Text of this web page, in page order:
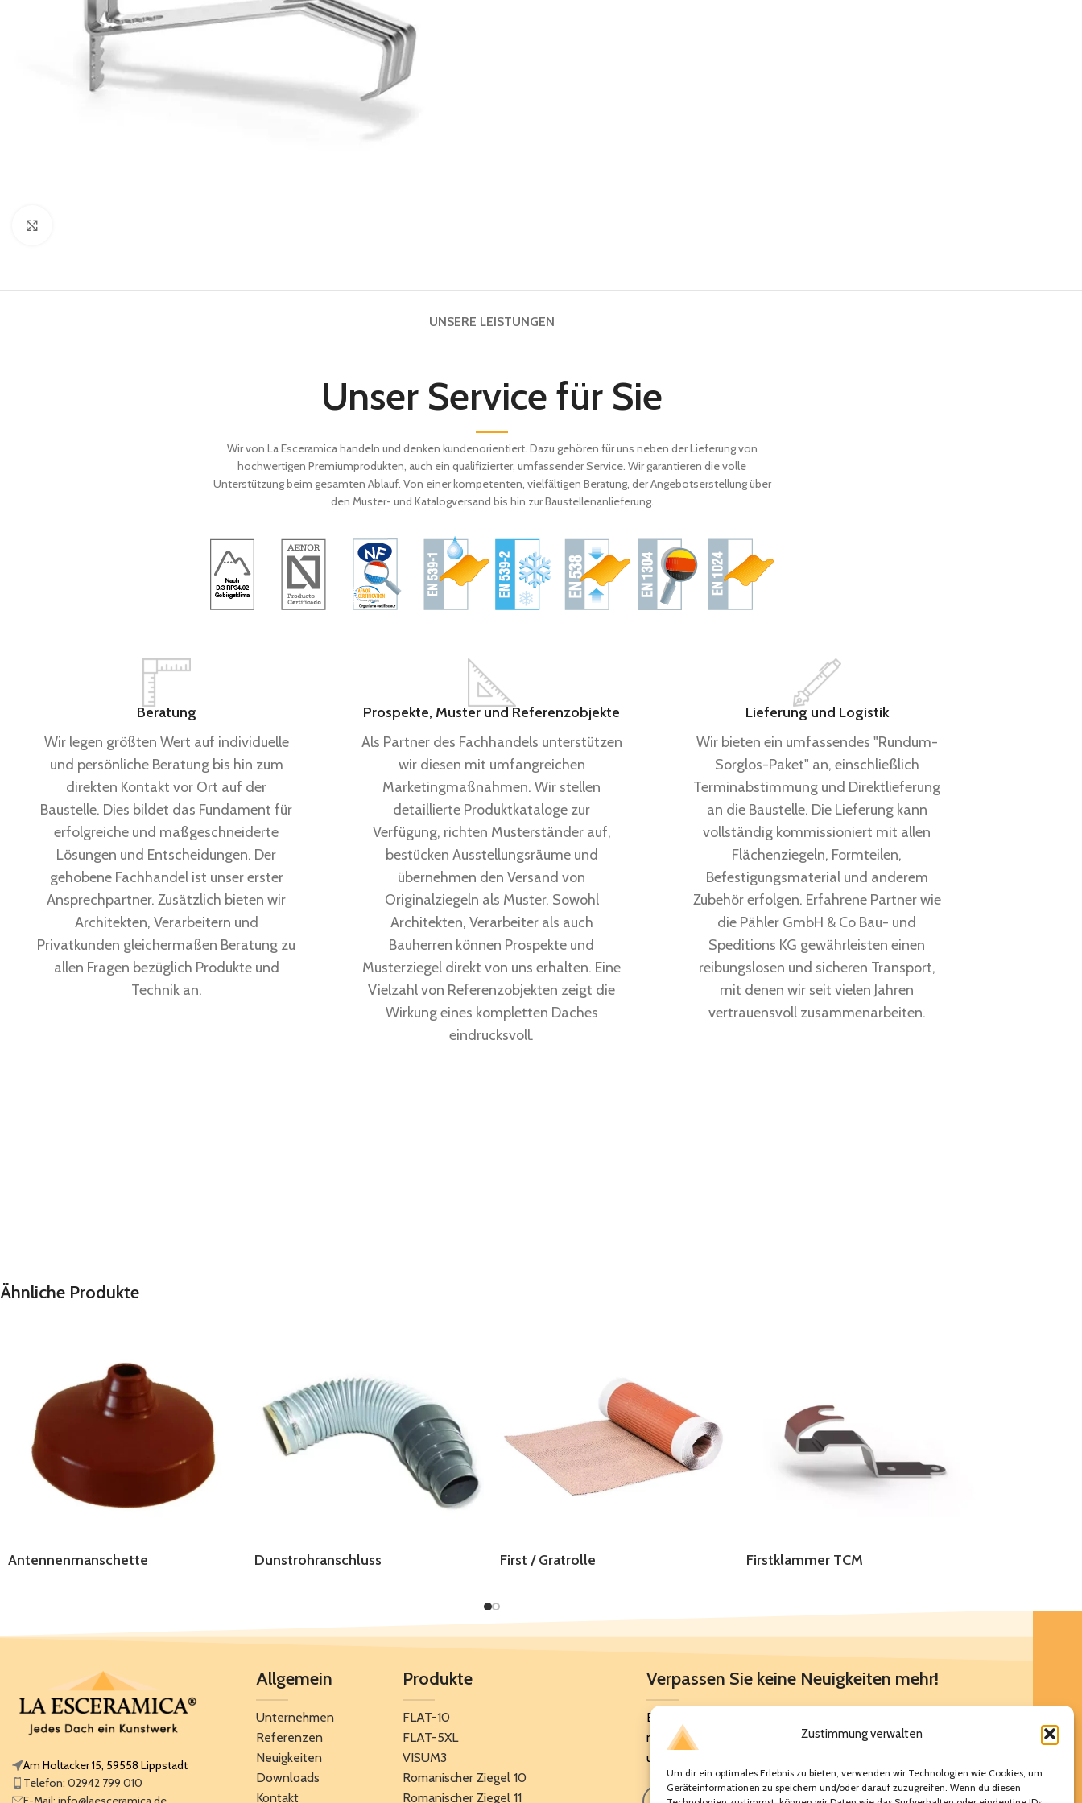
Zustimmung verwalten
Um dir ein optimales Erlebnis zu bieten, verwenden wir Technologien wie Cookies, um
Geräteinformationen zu speichern und/oder darauf zuzugreifen. Wenn du diesen
UNSERE LEISTUNGEN
Unser Service für Sie
Wir von La Esceramica handeln und denken kundenorientiert. Dazu gehören für uns neben der Lieferung von
hochwertigen Premiumprodukten, auch ein qualifizierter, umfassender Service. Wir garantieren die volle
Unterstützung beim gesamten Ablauf. Von einer kompetenten, vielfältigen Beratung, der Angebotserstellung über
den Muster- und Katalogversand bis hin zur Baustellenanlieferung.
Beratung
Wir legen größten Wert auf individuelle
und persönliche Beratung bis hin zum
direkten Kontakt vor Ort auf der
Baustelle. Dies bildet das Fundament für
erfolgreiche und maßgeschneiderte
Lösungen und Entscheidungen. Der
gehobene Fachhandel ist unser erster
Ansprechpartner. Zusätzlich bieten wir
Architekten, Verarbeitern und
Privatkunden gleichermaßen Beratung zu
allen Fragen bezüglich Produkte und
Technik an.
Prospekte, Muster und Referenzobjekte
Als Partner des Fachhandels unterstützen
wir diesen mit umfangreichen
Marketingmaßnahmen. Wir stellen
detaillierte Produktkataloge zur
Verfügung, richten Musterständer auf,
bestücken Ausstellungsräume und
übernehmen den Versand von
Originalziegeln als Muster. Sowohl
Architekten, Verarbeiter als auch
Bauherren können Prospekte und
Musterziegel direkt von uns erhalten. Eine
Vielzahl von Referenzobjekten zeigt die
Wirkung eines kompletten Daches
eindrucksvoll.
Lieferung und Logistik
Wir bieten ein umfassendes "Rundum-
Sorglos-Paket" an, einschließlich
Terminabstimmung und Direktlieferung
an die Baustelle. Die Lieferung kann
vollständig kommissioniert mit allen
Flächenziegeln, Formteilen,
Befestigungsmaterial und anderem
Zubehör erfolgen. Erfahrene Partner wie
die Pähler GmbH & Co Bau- und
Speditions KG gewährleisten einen
reibungslosen und sicheren Transport,
mit denen wir seit vielen Jahren
vertrauensvoll zusammenarbeiten.
Ähnliche Produkte
Antennenmanschette Dunstrohranschluss First / Gratrolle Firstklammer TCM
Am Holtacker 15, 59558 Lippstadt
Telefon: 02942 799 010
Allgemein
Unternehmen
Referenzen
Neuigkeiten
Downloads
Kontakt
Produkte
FLAT-10
FLAT-5XL
VISUM3
Romanischer Ziegel 10
Romanischer Ziegel 11
Verpassen Sie keine Neuigkeiten mehr!
Bleiben Sie stets auf dem Laufenden über unsere
neuesten Angebote und Aktionen, indem Sie sich für
unseren Newsletter anmelden.